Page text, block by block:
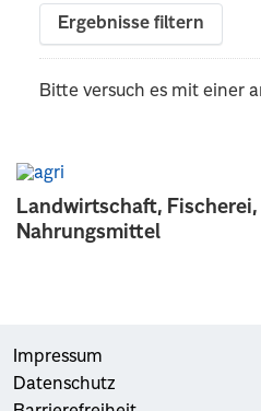
Landwirtschaft,
Nahrungsmittel
Ergebnisse filtern
Bitte versuch es mit einer
Impressum
Datenschutz